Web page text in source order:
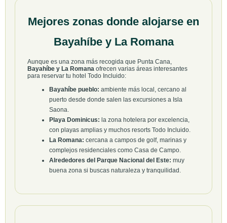
Mejores zonas donde alojarse en
Bayahíbe y La Romana
Aunque es una zona más recogida que Punta Cana,
Bayahíbe y La Romana ofrecen varias áreas interesantes
para reservar tu hotel Todo Incluido:
Bayahíbe pueblo: ambiente más local, cercano al
puerto desde donde salen las excursiones a Isla
Saona.
Playa Dominicus: la zona hotelera por excelencia,
con playas amplias y muchos resorts Todo Incluido.
La Romana: cercana a campos de golf, marinas y
complejos residenciales como Casa de Campo.
Alrededores del Parque Nacional del Este: muy
buena zona si buscas naturaleza y tranquilidad.